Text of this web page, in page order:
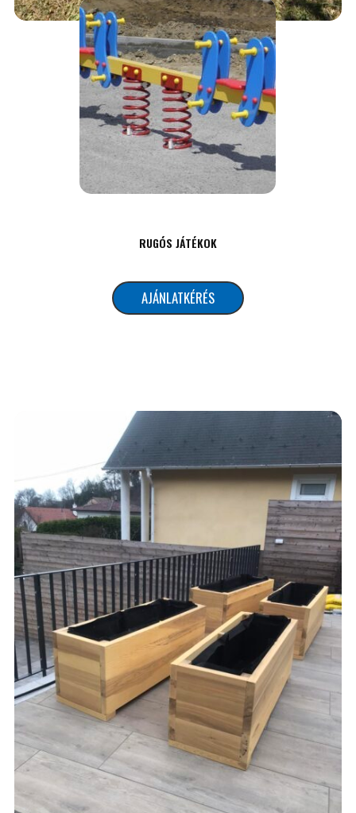
PADOK
75,000Ft
AJÁNLATKÉRÉS
RUGÓS JÁTÉKOK
AJÁNLATKÉRÉS